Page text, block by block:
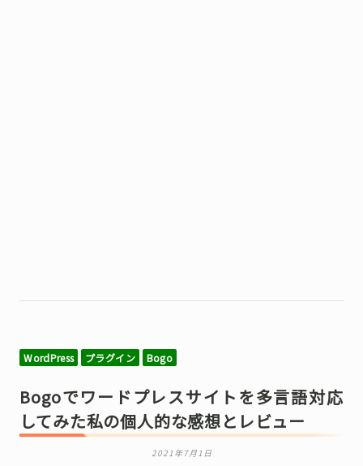
WordPress プラグイン Bogo
Bogoでワードプレスサイトを多言語対応
してみた私の個人的な感想とレビュー
2021年7月1日